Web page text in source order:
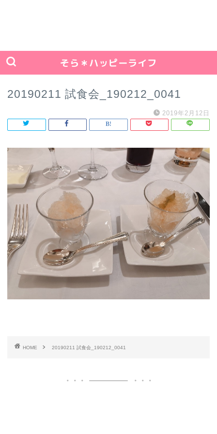
そら＊ハッピーライフ
20190211 試食会_190212_0041
2019年2月12日
HOME 20190211 試食会_190212_0041